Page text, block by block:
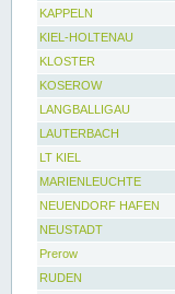
KAPPELN
KIEL-HOLTENAU
KLOSTER
KOSEROW
LANGBALLIGAU
LAUTERBACH
LT KIEL
MARIENLEUCHTE
NEUENDORF HAFEN
NEUSTADT
Prerow
RUDEN